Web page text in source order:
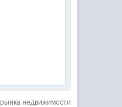
недвижимости